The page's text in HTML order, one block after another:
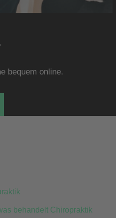
bequem online.
behandelt Chiropraktik